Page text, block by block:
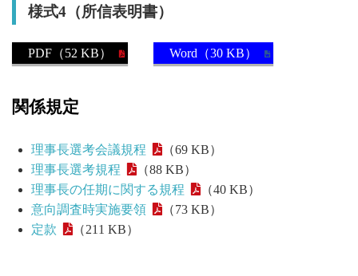
様式4（所信表明書）
PDF（52 KB） Word（30 KB）
関係規定
理事長選考会議規程
（69 KB）
理事長選考規程
（88 KB）
理事長の任期に関する規程
（40 KB）
意向調査時実施要領
（73 KB）
定款
（211 KB）